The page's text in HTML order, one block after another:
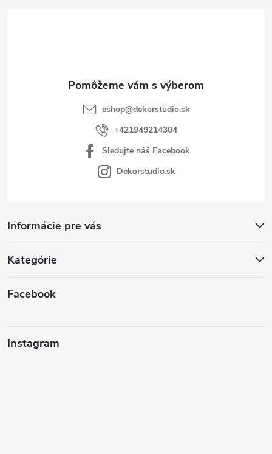
Informácie pre vás
Kategórie
Facebook
Instagram
eshop@dekorstudio.sk
+421949214304
Sledujte náš Facebook
Dekorstudio.sk